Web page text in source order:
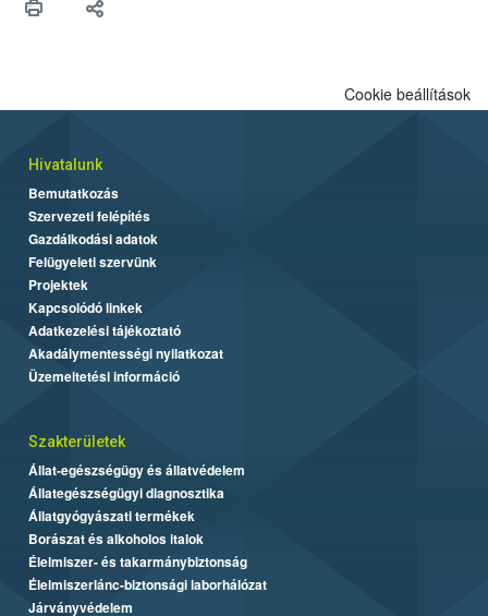
biztonsági Hivatal (Nébih) Oktatási Programja összegyűjtötte a
Cookie beállítások
Hivatalunk
Bemutatkozás
Szervezeti felépítés
Gazdálkodási adatok
Felügyeleti szervünk
Projektek
Kapcsolódó linkek
Adatkezelési tájékoztató
Akadálymentességi nyilatkozat
Üzemeltetési információ
Szakterületek
Állat-egészségügy és állatvédelem
Állategészségügyi diagnosztika
Állatgyógyászati termékek
Borászat és alkoholos italok
Élelmiszer- és takarmánybiztonság
Élelmiszerlánc-biztonsági laborhálózat
Járványvédelem